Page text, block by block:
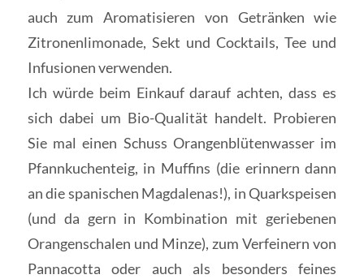
auch zum Aromatisieren von Getränken wie
Zitronenlimonade, Sekt und Cocktails, Tee und
Infusionen verwenden.
Ich würde beim Einkauf darauf achten, dass es
sich dabei um Bio-Qualität handelt. Probieren
Sie mal einen Schuss Orangenblütenwasser im
Pfannkuchenteig, in Muffins (die erinnern dann
an die spanischen Magdalenas!), in Quarkspeisen
(und da gern in Kombination mit geriebenen
Orangenschalen und Minze), zum Verfeinern von
Pannacotta oder auch als besonders feines